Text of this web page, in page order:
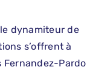
dynamiteur de
s’offrent à
Fernandez-Pardo